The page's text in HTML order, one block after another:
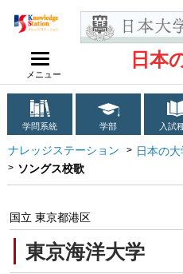
メニュー
日本
学問系統 学部 入試
ナレッジステーション 日本の大
ソングス校歌
東京海洋大学
国立 東京都港区